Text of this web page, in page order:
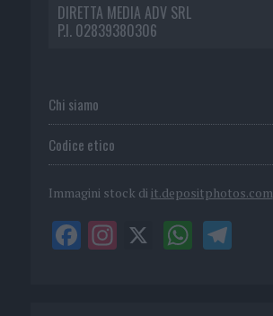
DIRETTA MEDIA ADV SRL
P.I. 02839380306
Chi siamo
Codice etico
Immagini stock di it.depositphotos.com